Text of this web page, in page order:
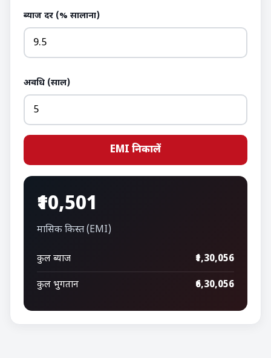
ब्याज दर (% सालाना)
अवधि (साल)
EMI निकालें
₹10,501
मासिक किस्त (EMI)
कुल ब्याज ₹1,30,056
कुल भुगतान ₹6,30,056